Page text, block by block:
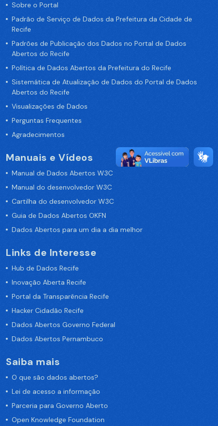
Sobre o Portal
Padrão de Serviço de Dados da Prefeitura da Cidade de
Recife
Padrões de Publicação dos Dados no Portal de Dados
Abertos do Recife
Política de Dados Abertos da Prefeitura do Recife
Sistemática de Atualização de Dados do Portal de Dados
Abertos do Recife
Visualizações de Dados
Perguntas Frequentes
Agradecimentos
Manuais e Vídeos
Manual de Dados Abertos W3C
Manual do desenvolvedor W3C
Cartilha do desenvolvedor W3C
Guia de Dados Abertos OKFN
Dados Abertos para um dia a dia melhor
Links de Interesse
Hub de Dados Recife
Inovação Aberta Recife
Portal da Transparência Recife
Hacker Cidadão Recife
Dados Abertos Governo Federal
Dados Abertos Pernambuco
Saiba mais
O que são dados abertos?
Lei de acesso a informação
Parceria para Governo Aberto
Open Knowledge Foundation